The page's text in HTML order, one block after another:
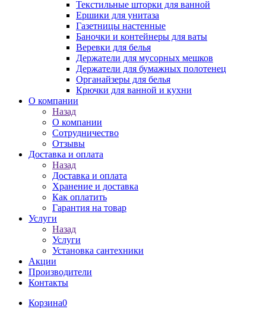
Текстильные шторки для ванной
Ершики для унитаза
Газетницы настенные
Баночки и контейнеры для ваты
Веревки для белья
Держатели для мусорных мешков
Держатели для бумажных полотенец
Органайзеры для белья
Крючки для ванной и кухни
О компании
Назад
О компании
Сотрудничество
Отзывы
Доставка и оплата
Назад
Доставка и оплата
Хранение и доставка
Как оплатить
Гарантия на товар
Услуги
Назад
Услуги
Установка сантехники
Акции
Производители
Контакты
Корзина0